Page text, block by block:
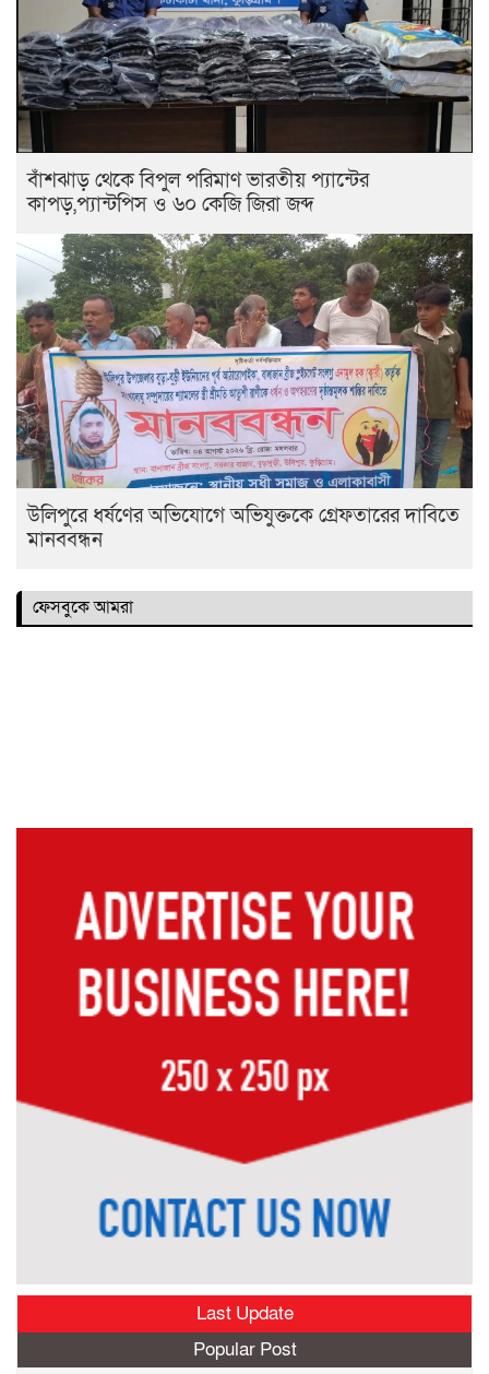
বাঁশঝাড় থেকে বিপুল পরিমাণ ভারতীয় প্যান্টের
কাপড়,প্যান্টপিস ও ৬০ কেজি জিরা জব্দ
উলিপুরে ধর্ষণের অভিযোগে অভিযুক্তকে গ্রেফতারের দাবিতে
মানববন্ধন
ফেসবুকে আমরা
Last Update
Popular Post